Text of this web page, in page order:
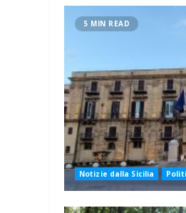
5 MIN READ
Notizie dalla Sicilia